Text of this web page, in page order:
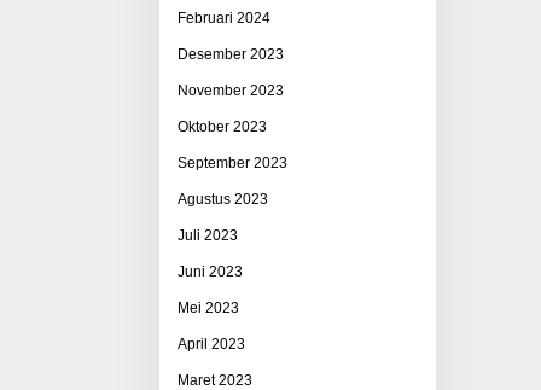
Februari 2024
Desember 2023
November 2023
Oktober 2023
September 2023
Agustus 2023
Juli 2023
Juni 2023
Mei 2023
April 2023
Maret 2023